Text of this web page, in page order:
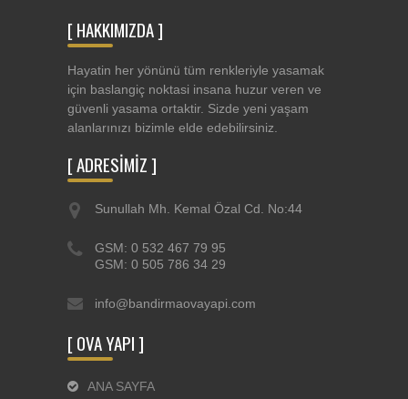
[ HAKKIMIZDA ]
Hayatin her yönünü tüm renkleriyle yasamak
için baslangiç noktasi insana huzur veren ve
güvenli yasama ortaktir. Sizde yeni yaşam
alanlarınızı bizimle elde edebilirsiniz.
[ ADRESİMİZ ]
Sunullah Mh. Kemal Özal Cd. No:44
GSM: 0 532 467 79 95
GSM: 0 505 786 34 29
info@bandirmaovayapi.com
[ OVA YAPI ]
ANA SAYFA